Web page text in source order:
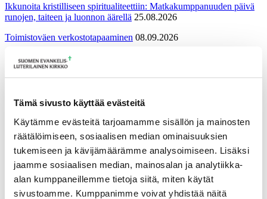
Tämä sivusto käyttää evästeitä
Käytämme evästeitä tarjoamamme sisällön ja mainosten
räätälöimiseen, sosiaalisen median ominaisuuksien
tukemiseen ja kävijämäärämme analysoimiseen. Lisäksi
jaamme sosiaalisen median, mainosalan ja analytiikka-
alan kumppaneillemme tietoja siitä, miten käytät
sivustoamme. Kumppanimme voivat yhdistää näitä
Ikkunoita kristilliseen spiritualiteettiin: Matkakumppanuuden päivä
runojen, taiteen ja luonnon äärellä 25.08.2026
Toimistoväen verkostotapaaminen 08.09.2026
Takaisin tapahtumiin